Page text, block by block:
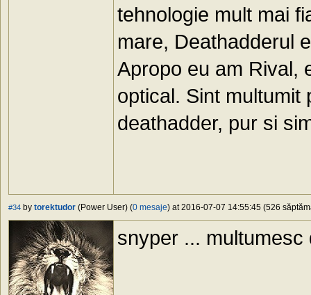
tehnologie mult mai
mare, Deathadderul
Apropo eu am Rival,
optical. Sint multumit
deathadder, pur si
#34 by torektudor (Power User) (0 mesaje) at 2016-07-07 14:55:45 (526
snyper ...